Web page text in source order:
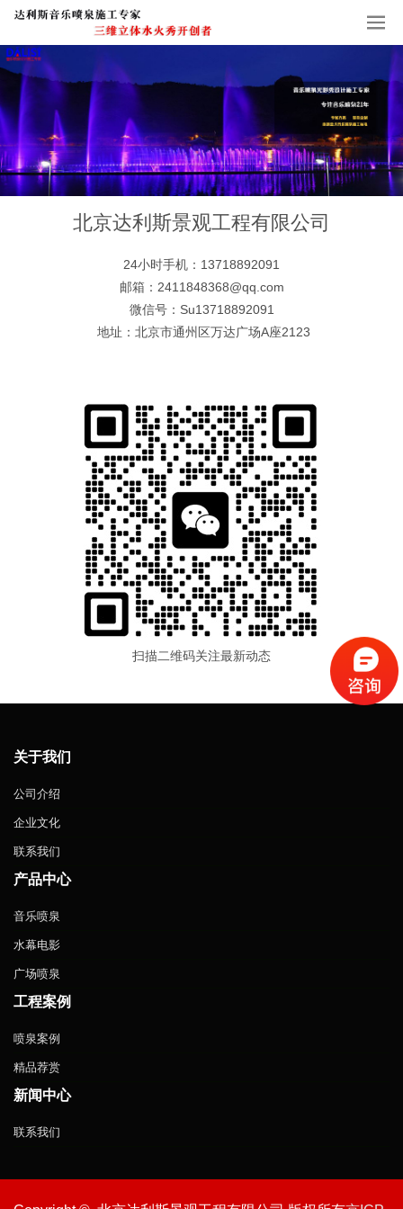
北京达利斯景观工程有限公司
24小时手机：13718892091
邮箱：2411848368@qq.com
微信号：Su13718892091
地址：北京市通州区万达广场A座2123
扫描二维码关注最新动态
关于我们
公司介绍
企业文化
联系我们
产品中心
音乐喷泉
水幕电影
广场喷泉
工程案例
喷泉案例
精品荐赏
新闻中心
联系我们